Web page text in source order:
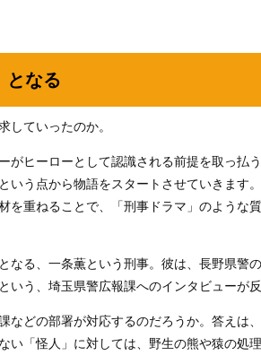
となる
していったのか。
がヒーローとして認識される前提を取っ払
いう点から物語をスタートさせていきます
を重ねることで、「刑事ドラマ」のような
なる、一条薫という刑事。彼は、長野県警
う、埼玉県警広報課へのインタビューが反
などの部署が対応するのだろうか。答えは
い「怪人」に対しては、野生の熊や猿の処